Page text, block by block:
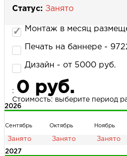
Статус: Занято
Монтаж в месяц
Печать на баннере -
Дизайн - от 5000 руб.
: 0 руб.
Стоимость: выберите период
2026
Сентябрь Октябрь Ноябрь
2027